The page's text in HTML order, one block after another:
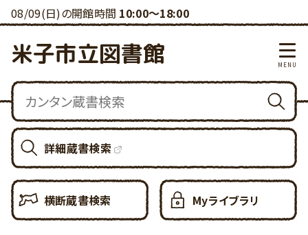
08/09(日)の開館時間 10:00～18:00
米子市立図書館
詳細蔵書検索
横断蔵書検索 Myライブラリ